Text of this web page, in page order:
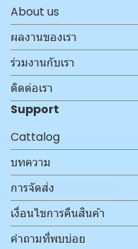
About us
ผลงานของเรา
ร่วมงานกับเรา
ติดต่อเรา
Support
Cattalog
บทความ
การจัดส่ง
เงื่อนไขการคืนสินค้า
คำถามที่พบบ่อย